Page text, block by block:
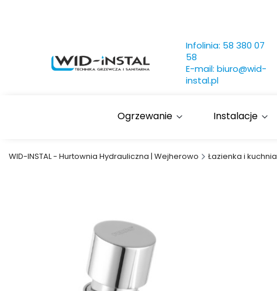
Infolinia: 58 380 07
58
E-mail: biuro@wid-
instal.pl
Ogrzewanie Instalacje
WID-INSTAL - Hurtownia Hydrauliczna | Wejherowo Łazienka i kuchnia